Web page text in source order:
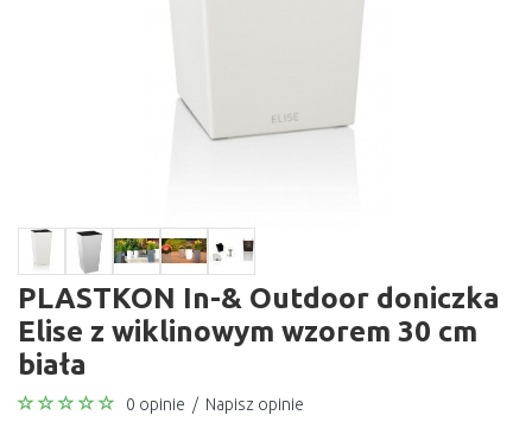
PLASTKON In-& Outdoor doniczka
Elise z wiklinowym wzorem 30 cm
biała
0 opinie / Napisz opinie